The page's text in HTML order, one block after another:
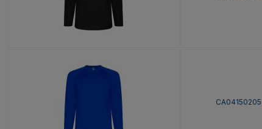
CA04150205